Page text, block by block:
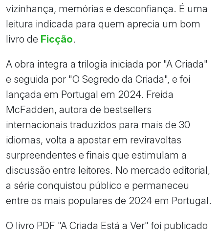
vizinhança, memórias e desconfiança. É uma
leitura indicada para quem aprecia um bom
livro de Ficção.
A obra integra a trilogia iniciada por "A Criada"
e seguida por "O Segredo da Criada", e foi
lançada em Portugal em 2024. Freida
McFadden, autora de bestsellers
internacionais traduzidos para mais de 30
idiomas, volta a apostar em reviravoltas
surpreendentes e finais que estimulam a
discussão entre leitores. No mercado editorial,
a série conquistou público e permaneceu
entre os mais populares de 2024 em Portugal.
O livro PDF "A Criada Está a Ver" foi publicado